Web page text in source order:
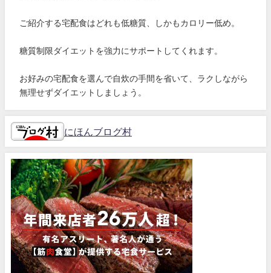
ご紹介する宅配食はどれも低糖質、しかもカロリー低め。
糖質制限ダイエットを強力にサポートしてくれます。
お好みの宅配食を選んで自炊の手間を省いて、ラクしながら
無理せずダイエットしましょう。
にほんブログ村